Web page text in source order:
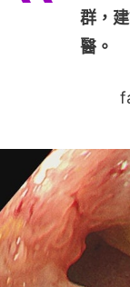
群，
醫。